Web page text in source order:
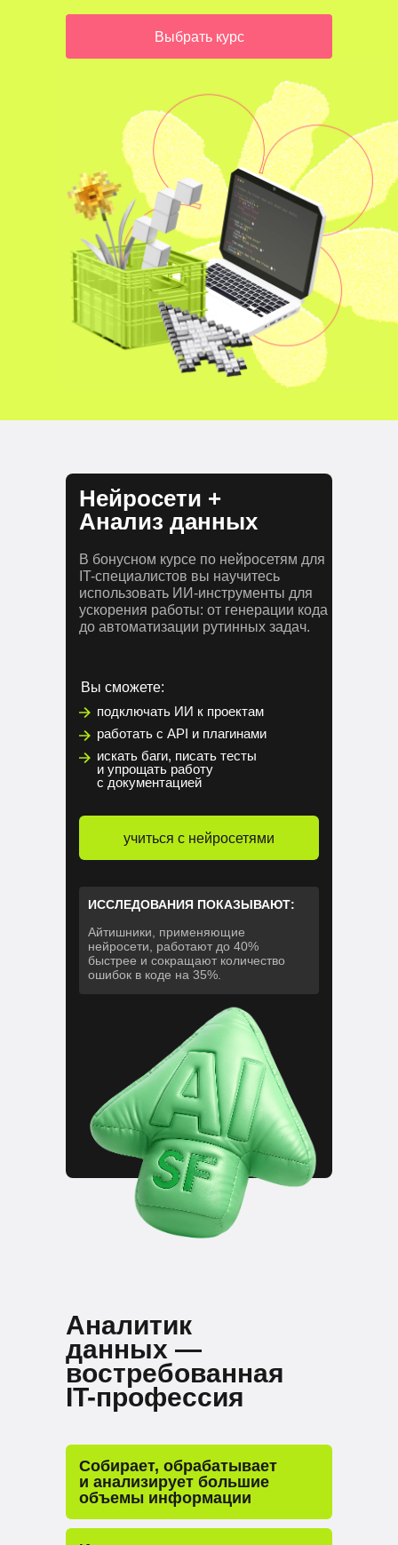
Выбрать курс
Нейросети +
Анализ данных
В бонусном курсе по нейросетям для
IT-специалистов вы научитесь
использовать ИИ-инструменты для
ускорения работы: от генерации кода
до автоматизации рутинных задач.
учиться с нейросетями
ИССЛЕДОВАНИЯ ПОКАЗЫВАЮТ:
Айтишники, применяющие
нейросети, работают до 40%
быстрее и сокращают количество
ошибок в коде на 35%.
Вы сможете:
подключать ИИ к проектам
работать с API и плагинами
искать баги, писать тесты
и упрощать работу
с документацией
Собирает, обрабатывает
и анализирует большие
объемы информации
Аналитик
данных —
востребованная
IT-профессия